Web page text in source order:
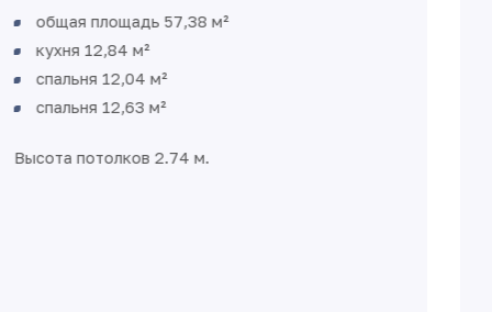
общая площадь 57,38 м²
кухня 12,84 м²
спальня 12,04 м²
спальня 12,63 м²
Высота потолков 2.74 м.